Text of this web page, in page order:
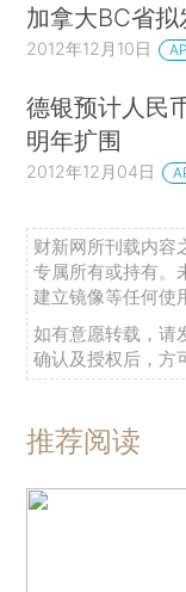
加拿大BC省
2012年12月10日
德银预计人民
明年扩围
2012年12月04日
财新网所刊载内容
专属所有或持有。
建立镜像等任何使
如有意愿转载，请
确认及授权后，方
推荐阅读